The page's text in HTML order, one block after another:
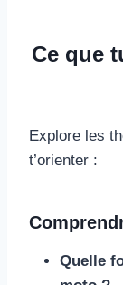
Ce que
Explore les
t’orienter :
Quelle